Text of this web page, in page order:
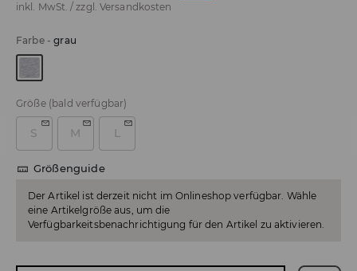
inkl. MwSt. / zzgl. Versandkosten
Farbe-grau
Größe (bald verfügbar)
S M L
Größenguide
Der Artikel ist derzeit nicht im Onlineshop verfügbar. Wähle
eine Artikelgröße aus, um die
Verfügbarkeitsbenachrichtigung für den Artikel zu aktivieren.